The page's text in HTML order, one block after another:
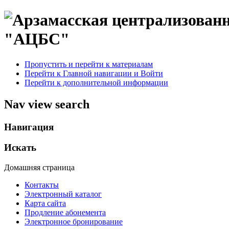
"АЦБС"
Пропустить и перейти к материалам
Перейти к Главной навигации и Войти
Перейти к дополнительной информации
Nav view search
Навигация
Искать
Домашняя страница
Контакты
Электронный каталог
Карта сайта
Продление абонемента
Электронное бронирование